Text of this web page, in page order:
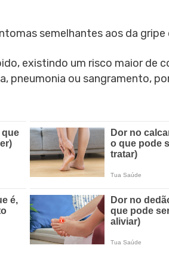
semelhantes aos da gripe
existindo um risco maior de
pneumonia ou sangramento,